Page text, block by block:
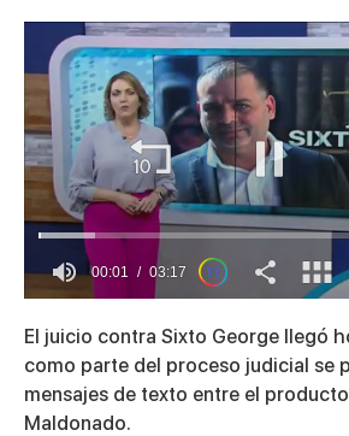
seconds
of
3
minutes,
17
seconds
00:01 03:17
El juicio contra Sixto George llegó
como parte del proceso judicial se
mensajes de texto entre el
Maldonado.